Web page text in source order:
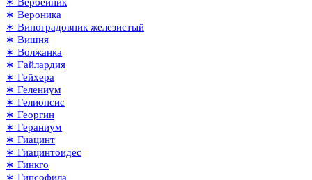
∗ Вероника
∗ Виноградовник железистый
∗ Вишня
∗ Волжанка
∗ Гайлардия
∗ Гейхера
∗ Гелениум
∗ Гелиопсис
∗ Георгин
∗ Гераниум
∗ Гиацинт
∗ Гиацинтоидес
∗ Гинкго
∗ Гипсофила